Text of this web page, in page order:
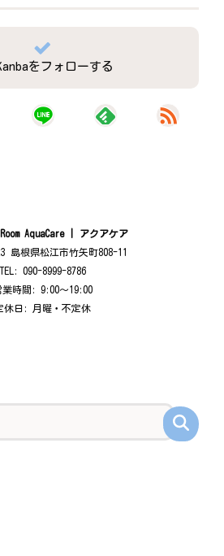
をフォローする
AquaCare | アクアケア
島根県松江市竹矢町808-11
TEL: 090-8999-8786
業時間: 9:00〜19:00
休日: 月曜・不定休